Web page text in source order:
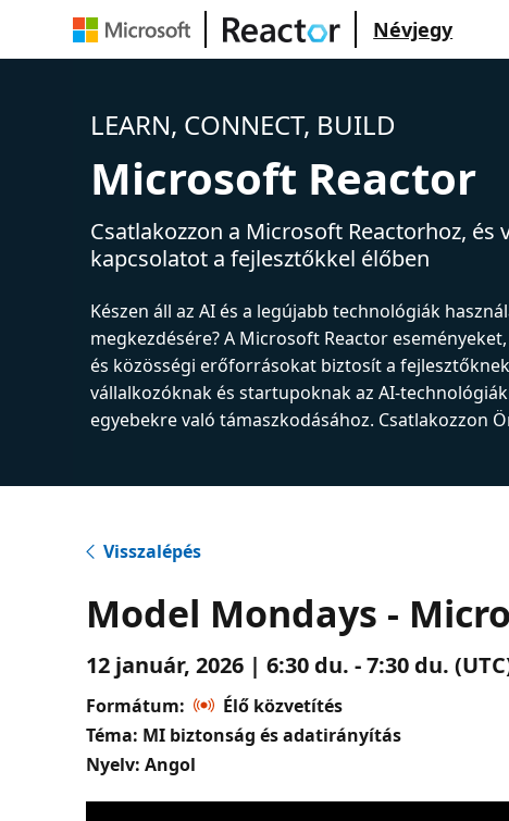
Névjegy
LEARN, CONNECT, BUILD
Microsoft Reactor
Csatlakozzon a Microsoft Reactorhoz, és
kapcsolatot a fejlesztőkkel élőben
Készen áll az AI és a legújabb technológiák
megkezdésére? A Microsoft Reactor
és közösségi erőforrásokat biztosít a
vállalkozóknak és startupoknak az AI-
egyebekre való támaszkodásához. Csatlakozzon
Visszalépés
Model Mondays -
12 január, 2026 | 6:30 du. - 7:30 du.
Formátum:
Élő közvetítés
Téma: MI biztonság és adatirányítás
Nyelv: Angol